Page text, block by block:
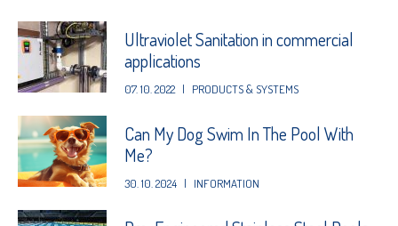
Ultraviolet Sanitation in commercial
applications
07. 10. 2022 | PRODUCTS & SYSTEMS
Can My Dog Swim In The Pool With
Me?
30. 10. 2024 | INFORMATION